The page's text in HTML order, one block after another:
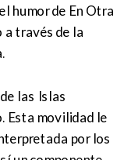
humor de En Otra
través de la
las Islas
Esta movilidad le
por los